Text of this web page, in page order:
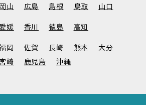
岡山 広島 島根 鳥取 山口
愛媛 香川 徳島 高知
岡 佐賀 長崎 熊本
大分
宮崎
鹿児島 沖縄